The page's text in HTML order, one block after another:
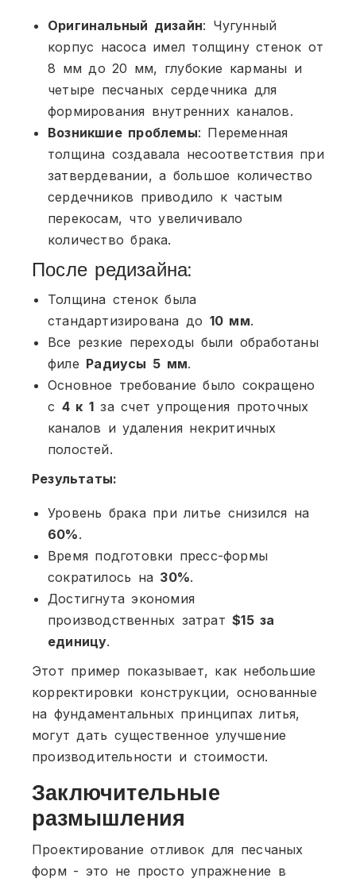
Оригинальный дизайн: Чугунный
корпус насоса имел толщину стенок от
8 мм до 20 мм, глубокие карманы и
четыре песчаных сердечника для
формирования внутренних каналов.
Возникшие проблемы: Переменная
толщина создавала несоответствия при
затвердевании, а большое количество
сердечников приводило к частым
перекосам, что увеличивало
количество брака.
После редизайна:
Толщина стенок была
стандартизирована до 10 мм.
Все резкие переходы были обработаны
филе Радиусы 5 мм.
Основное требование было сокращено
с 4 к 1 за счет упрощения проточных
каналов и удаления некритичных
полостей.
Результаты:
Уровень брака при литье снизился на
60%.
Время подготовки пресс-формы
сократилось на 30%.
Достигнута экономия
производственных затрат$15 за
единицу.
Этот пример показывает, как небольшие
корректировки конструкции, основанные
на фундаментальных принципах литья,
могут дать существенное улучшение
производительности и стоимости.
Заключительные
размышления
Проектирование отливок для песчаных
форм - это не просто упражнение в